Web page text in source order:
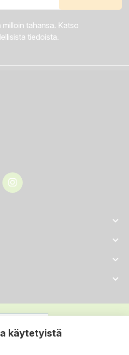
käytetyistä
tahansa. Katso
tiedoista.



